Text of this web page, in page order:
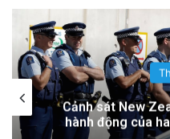
14 hours
Đọc thêmRead More
Ông Đoàn Bảo
Chữa Sau Án 7
‘Tuyên